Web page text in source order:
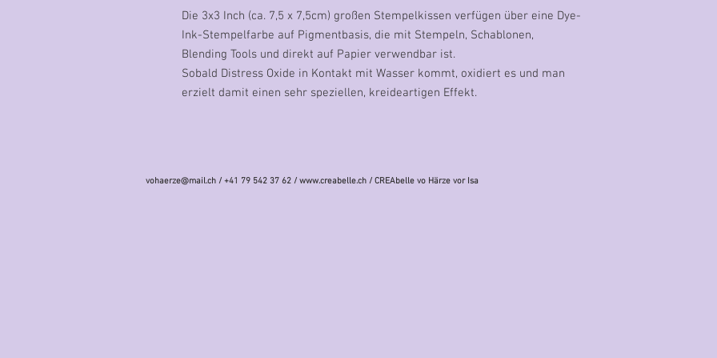
Die 3x3 Inch (ca. 7,5 x 7,5cm) großen Stempelkissen verfügen über eine Dye-
Ink-Stempelfarbe auf Pigmentbasis, die mit Stempeln, Schablonen,
Blending Tools und direkt auf Papier verwendbar ist.
Sobald Distress Oxide in Kontakt mit Wasser kommt, oxidiert es und man
erzielt damit einen sehr speziellen, kreideartigen Effekt.
vohaerze@mail.ch / +41 79 542 37 62 / www.creabelle.ch / CREAbelle vo Härze vor Isa